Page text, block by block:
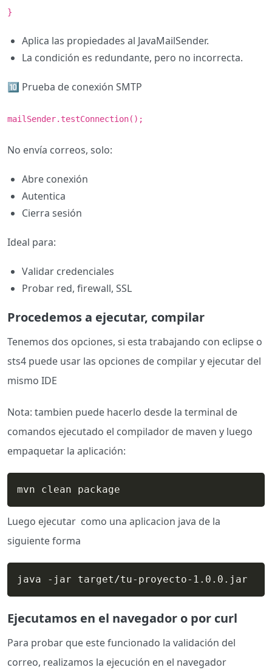
}
Aplica las propiedades al JavaMailSender.
La condición es redundante, pero no incorrecta.
🔟 Prueba de conexión SMTP
mailSender.testConnection();
No envía correos, solo:
Abre conexión
Autentica
Cierra sesión
Ideal para:
Validar credenciales
Probar red, firewall, SSL
Procedemos a ejecutar, compilar
Tenemos dos opciones, si esta trabajando con eclipse o
sts4 puede usar las opciones de compilar y ejecutar del
mismo IDE
Nota: tambien puede hacerlo desde la terminal de
comandos ejecutado el compilador de maven y luego
empaquetar la aplicación:
mvn clean package
Luego ejecutar como una aplicacion java de la
siguiente forma
java -jar target/tu-proyecto-1.0.0.jar
Ejecutamos en el navegador o por curl
Para probar que este funcionado la validación del
correo, realizamos la ejecución en el navegador